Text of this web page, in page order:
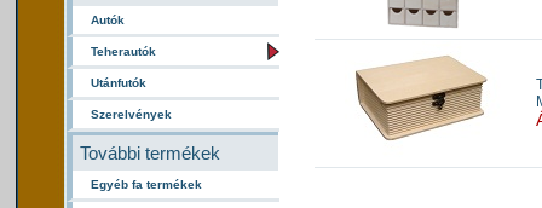
Autók
Teherautók
Utánfutók
Szerelvények
További termékek
Egyéb fa termékek